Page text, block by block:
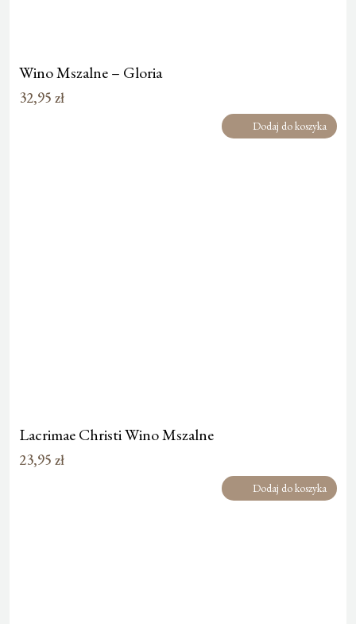
Wino Mszalne – Gloria
32,95 zł
Dodaj do koszyka
Lacrimae Christi Wino Mszalne
23,95 zł
Dodaj do koszyka